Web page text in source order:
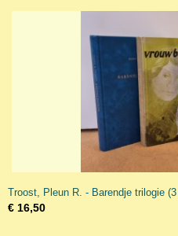
Troost, Pleun R. - Barendje trilogie
€ 16,50